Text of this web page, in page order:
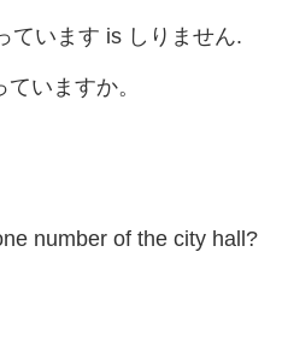
ています is しりません.
いますか。
number of the city hall?